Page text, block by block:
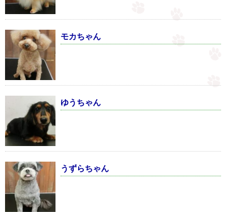
モカちゃん
ゆうちゃん
うずらちゃん